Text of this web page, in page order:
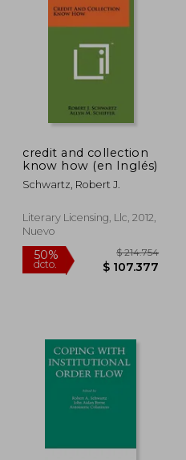
$
credit and collection
know how (en Inglés)
Schwartz, Robert J.
Literary Licensing, Llc, 2012,
Nuevo